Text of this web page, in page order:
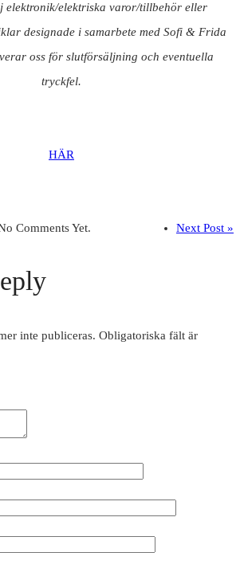
elektronik/elektriska varor/tillbehör eller
designade i samarbete med Sofi & Frida
oss för slutförsäljning och eventuella
tryckfel.
HÄR
Next Post »
Comments Yet.
inte publiceras. Obligatoriska fält är